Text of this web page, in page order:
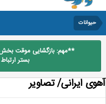
حیوانات
**مهم: بازگشایی موقت بخش
بستر ارتباط
ایرانی/ تصاویر